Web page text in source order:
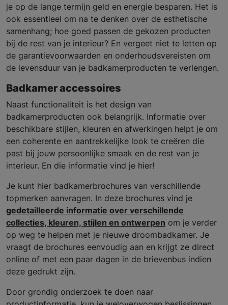
je op de lange termijn geld en energie besparen. Het is
ook essentieel om na te denken over de esthetische
samenhang; hoe goed passen de gekozen producten
bij de rest van je interieur? En vergeet niet te letten op
de garantievoorwaarden en onderhoudsvereisten om
de levensduur van je badkamerproducten te verlengen.
Badkamer accessoires
Naast functionaliteit is het design van
badkamerproducten ook belangrijk. Informatie over
beschikbare stijlen, kleuren en afwerkingen helpt je om
een coherente en aantrekkelijke look te creëren die
past bij jouw persoonlijke smaak en de rest van je
interieur. En die informatie vind je hier!
Je kunt hier badkamerbrochures van verschillende
topmerken aanvragen. In deze brochures vind je
gedetailleerde informatie over verschillende
collecties, kleuren, stijlen en ontwerpen om je verder
op weg te helpen met je nieuwe droombadkamer. Je
vraagt de brochures eenvoudig aan en krijgt ze direct
online of met een paar dagen in de brievenbus indien
deze gedrukt zijn.
Door grondig onderzoek te doen naar